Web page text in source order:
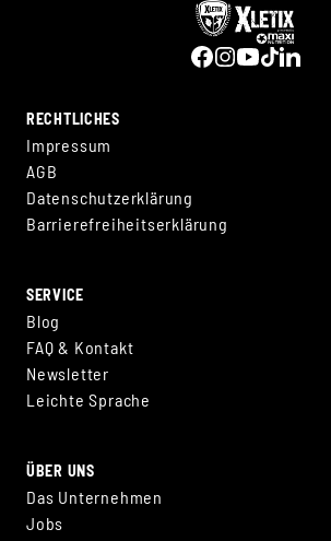
RECHTLICHES
Impressum
AGB
Datenschutzerklärung
Barrierefreiheitserklärung
SERVICE
Blog
FAQ & Kontakt
Newsletter
Leichte Sprache
ÜBER UNS
Das Unternehmen
Jobs